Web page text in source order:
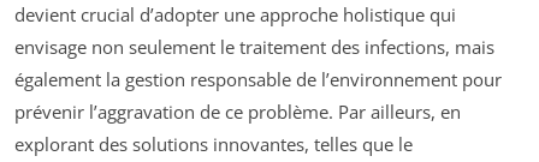
devient crucial d’adopter une approche holistique qui
envisage non seulement le traitement des infections, mais
également la gestion responsable de l’environnement pour
prévenir l’aggravation de ce problème. Par ailleurs, en
explorant des solutions innovantes, telles que le